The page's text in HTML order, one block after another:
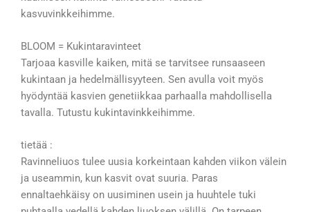
kasvuvinkkeihimme.
BLOOM = Kukintaravinteet
Tarjoaa kasville kaiken, mitä se tarvitsee runsaaseen
kukintaan ja hedelmällisyyteen. Sen avulla voit myös
hyödyntää kasvien genetiikkaa parhaalla mahdollisella
tavalla. Tutustu kukintavinkkeihimme.
tietää :
Ravinneliuos tulee uusia korkeintaan kahden viikon välein
ja useammin, kun kasvit ovat suuria. Paras
ennaltaehkäisy on uusiminen usein ja huuhtele tuki